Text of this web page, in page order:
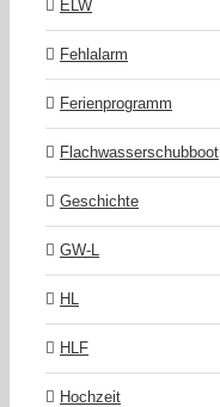
ELW
Fehlalarm
Ferienprogramm
Flachwasserschubboot
Geschichte
GW-L
HL
HLF
Hochzeit